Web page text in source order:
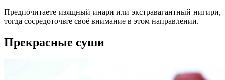
Предпочитаете изящный инари или экстравагантный нигири,
тогда сосредоточьте своё внимание в этом направлении.
Прекрасные суши